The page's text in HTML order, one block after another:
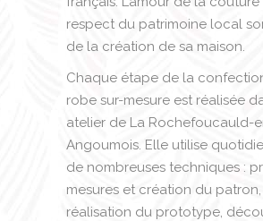
respect du patrimoine local
de la création de sa maison.
Chaque étape de la
robe sur-mesure est réalisée
atelier de La Rochefoucauld-
Angoumois. Elle utilise
de nombreuses techniques :
mesures et création du
réalisation du prototype,